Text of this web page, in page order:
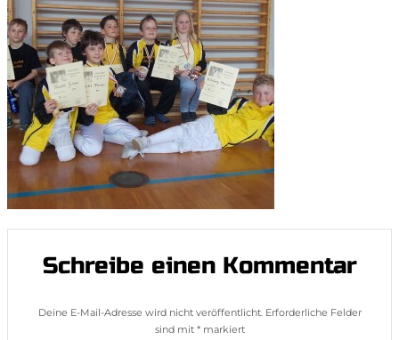
Schreibe einen Kommentar
Deine E-Mail-Adresse wird nicht veröffentlicht. Erforderliche Felder
sind mit *markiert